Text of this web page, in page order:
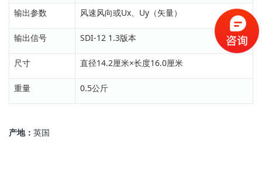
输出参数 风速风向或Ux、Uy（矢量）
输出信号 SDI-12 1.3版本
尺寸 直径14.2厘米×长度16.0厘米
重量 0.5公斤
产地： 英国